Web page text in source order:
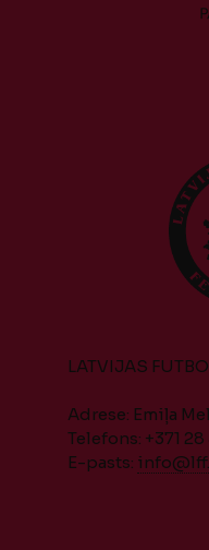
LATVIJAS
Adrese: Emiļa
Telefons: +371
E-pasts: